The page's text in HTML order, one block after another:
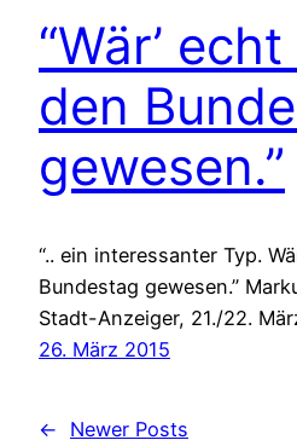
“Wär’
den
gewesen.”
“.. ein interessanter Typ.
Bundestag gewesen.”
Stadt-Anzeiger, 21./22.
26. März 2015
← Newer Posts